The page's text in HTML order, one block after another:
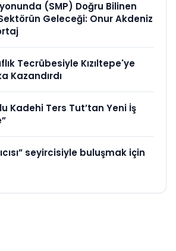
(SMP) Doğru Bilinen
Geleceği: Onur Akdeniz
Tecrübesiyle Kızıltepe'ye
Kazandırdı
Kadehi Ters Tut’tan Yeni İş
seyircisiyle buluşmak için